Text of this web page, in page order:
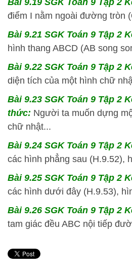
điểm I nằm ngoài đường tròn
Bài 9.21 SGKToán 9 Tập 2
hình thang ABCD (AB song
Bài 9.22 SGKToán 9 Tập 2
diện tích của một hình chữ
Bài 9.23 SGKToán 9 Tập 2
thức: Người ta muốn dựng
chữ nhật...
Bài 9.24 SGKToán 9 Tập 2
các hình phẳng sau (H.9.52),
Bài 9.25 SGKToán 9 Tập 2
các hình dưới đây (H.9.53),
Bài 9.26 SGKToán 9 Tập 2
tam giác đều ABC nội tiếp